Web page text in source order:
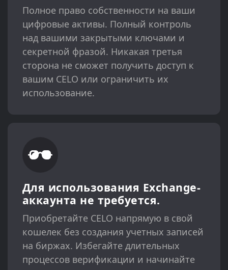
Полное право собственности на ваши
цифровые активы. Полный контроль
над вашими закрытыми ключами и
секретной фразой. Никакая третья
сторона не сможет получить доступ к
вашим CELO или ограничить их
использование.
Для использования Exchange-
аккаунта не требуется.
Приобретайте CELO напрямую в свой
кошелек без создания учетных записей
на биржах. Избегайте длительных
процессов верификации и начинайте